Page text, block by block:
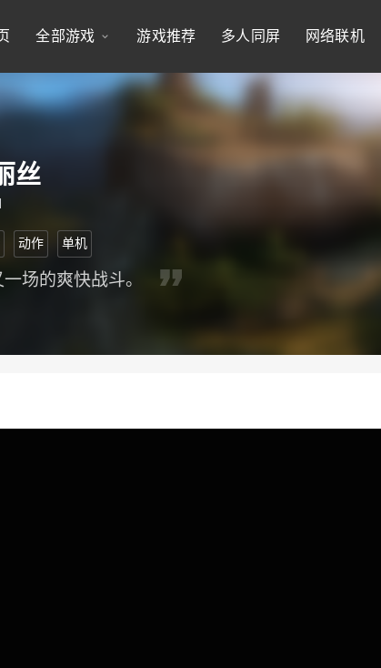
全部游戏 游戏推荐 多人同屏 网络联机
丝
动作 单机
场的爽快战斗。